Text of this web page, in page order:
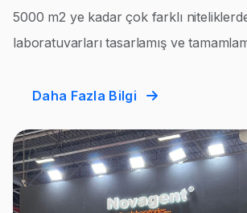
5000 m2 ye kadar çok farklı
laboratuvarları tasarlamış ve
Daha Fazla Bilgi